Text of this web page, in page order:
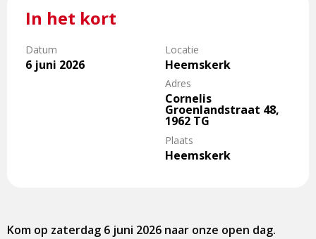
In het kort
Datum
6 juni 2026
Locatie
Heemskerk
Adres
Cornelis
Groenlandstraat 48,
1962 TG
Plaats
Heemskerk
Kom op zaterdag 6 juni 2026 naar onze open dag.